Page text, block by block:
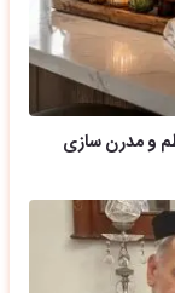
و مدرن سازی